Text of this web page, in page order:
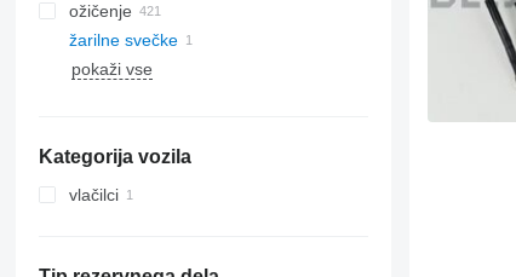
ožičenje
žarilne svečke
pokaži vse
Kategorija vozila
vlačilci